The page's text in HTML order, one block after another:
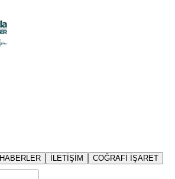
HABERLER İLETİŞİM COĞRAFİ İŞARET